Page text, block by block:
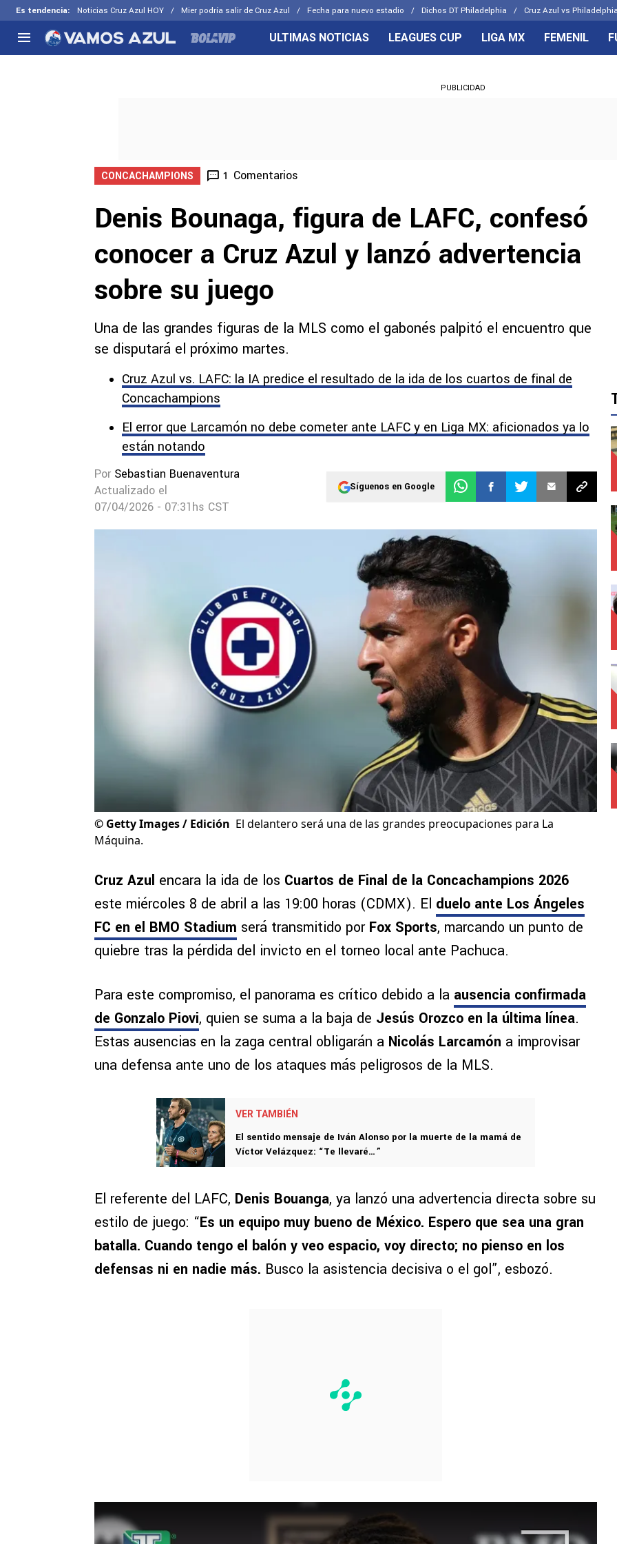
Es tendencia: Noticias Cruz Azul HOY Mier podría salir de Cruz Azul Fecha para nuevo estadio Dichos DT Philadelphia Cruz Azul vs
Selección Mexicana
CELESTES
ULTIMAS NOTICIAS LEAGUES CUP LIGA MX FEMENIL
PUBLICIDAD
CONCACHAMPIONS 1 Comentarios
Denis Bounaga, figura de LAFC, confesó
conocer a Cruz Azul y lanzó advertencia
sobre su juego
Una de las grandes figuras de la MLS como el gabonés palpitó el encuentro que
se disputará el próximo martes.
Cruz Azul vs. LAFC: la IA predice el resultado de la ida de los cuartos de final de
Concachampions
El error que Larcamón no debe cometer ante LAFC y en Liga MX: aficionados ya lo
están notando
Por Sebastian Buenaventura
Actualizado el
07/04/2026 - 07:31hs CST
Síguenos en Google
© Getty Images / Edición El delantero será una de las grandes preocupaciones para La
Máquina.
Cruz Azul encara la ida de los Cuartos de Final de la Concachampions 2026
este miércoles 8 de abril a las 19:00 horas (CDMX). El duelo ante Los Ángeles
FC en el BMO Stadium será transmitido por Fox Sports, marcando un punto de
quiebre tras la pérdida del invicto en el torneo local ante Pachuca.
Para este compromiso, el panorama es crítico debido a la ausencia confirmada
de Gonzalo Piovi, quien se suma a la baja de Jesús Orozco en la última línea.
Estas ausencias en la zaga central obligarán a Nicolás Larcamón a improvisar
una defensa ante uno de los ataques más peligrosos de la MLS.
VER TAMBIÉN
El sentido mensaje de Iván Alonso por la muerte de la mamá de
Víctor Velázquez: “Te llevaré…”
El referente del LAFC, Denis Bouanga, ya lanzó una advertencia directa sobre su
estilo de juego: “Es un equipo muy bueno de México. Espero que sea una gran
batalla. Cuando tengo el balón y veo espacio, voy directo; no pienso en los
defensas ni en nadie más. Busco la asistencia decisiva o el gol”, esbozó.